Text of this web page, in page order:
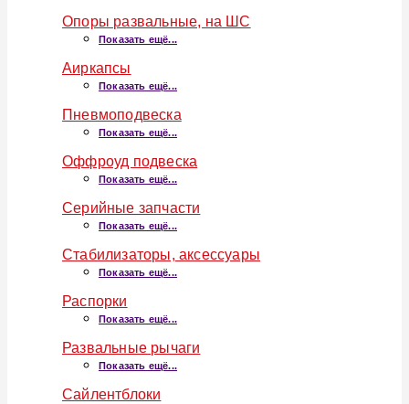
Опоры развальные, на ШС
Показать ещё...
Аиркапсы
Показать ещё...
Пневмоподвеска
Показать ещё...
Оффроуд подвеска
Показать ещё...
Серийные запчасти
Показать ещё...
Стабилизаторы, аксессуары
Показать ещё...
Распорки
Показать ещё...
Развальные рычаги
Показать ещё...
Сайлентблоки